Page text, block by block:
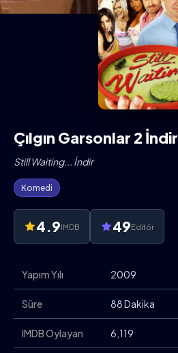
Çılgın Garsonlar 2 İndir
Still Waiting... İndir
Komedi
4.9IMDB 49Editör
Yapım Yılı 2009
Süre 88 Dakika
IMDB Oylayan 6,119